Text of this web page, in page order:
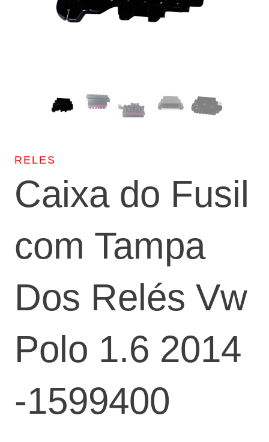
RELES
Caixa do Fusil
com Tampa
Dos Relés Vw
Polo 1.6 2014
-1599400